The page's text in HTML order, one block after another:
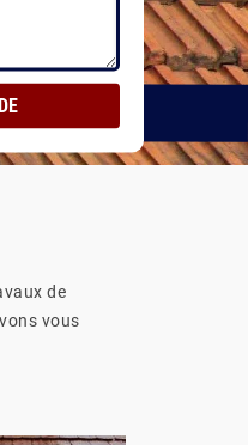
de
vous